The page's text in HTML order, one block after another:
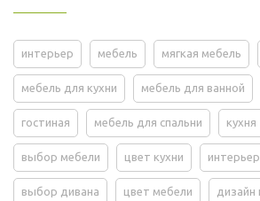
интерьер мебель мягкая мебель
мебель для кухни мебель для ванной
гостиная мебель для спальни кухня
выбор мебели цвет кухни
выбор дивана цвет мебели дизайн